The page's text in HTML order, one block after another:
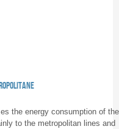
the energy consumption of the
to the metropolitan lines and